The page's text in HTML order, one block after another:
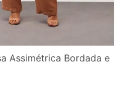
Assimétrica Bordada e